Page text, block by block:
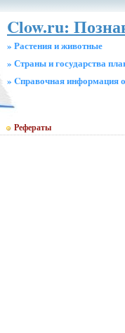
Clow.ru:
» Растения и животные
» Страны и государства
» Cправочная информация
Рефераты